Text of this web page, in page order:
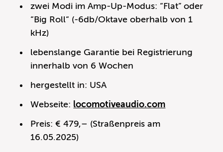
zwei Modi im Amp-Up-Modus: “Flat” oder
“Big Roll“ (-6db/Oktave oberhalb von 1
kHz)
lebenslange Garantie bei Registrierung
innerhalb von 6 Wochen
hergestellt in: USA
Webseite: locomotiveaudio.com
Preis: € 479,– (Straßenpreis am
16.05.2025)